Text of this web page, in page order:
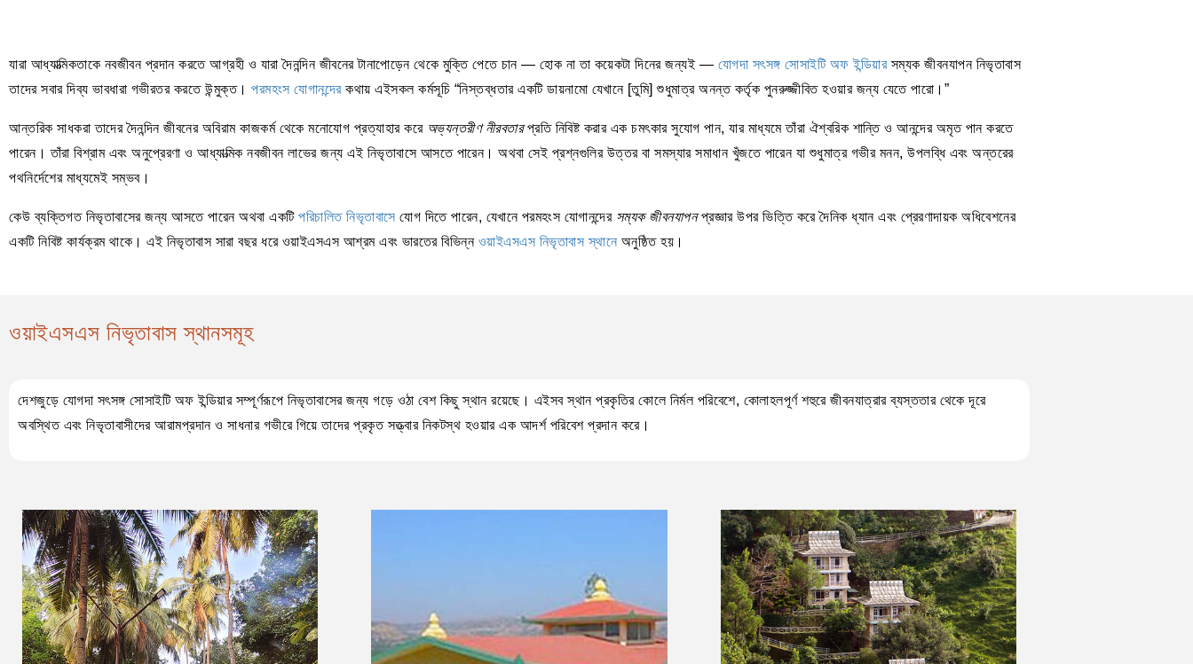
যারা আধ্যাত্মিকতাকে নবজীবন প্রদান করতে আগ্রহী ও যারা দৈনন্দিন জীবনের টানাপোড়েন থেকে মুক্তি পেতে চান — হোক না তা কয়েকটা দিনের জন্যই — যোগদা সৎসঙ্গ সোসাইটি অফ ইন্ডিয়ারসম্যক জীবনযাপন নিভৃতাবাস
তাদের সবার দিব্য ভাবধারা গভীরতর করতে উন্মুক্ত। পরমহংস যোগানন্দেরকথায় এইসকল কর্মসূচি “নিস্তব্ধতার একটি ডায়নামো যেখানে [তুমি] শুধুমাত্র অনন্ত কর্তৃক পুনরুজ্জীবিত হওয়ার জন্য যেতে পারো।”
আন্তরিক সাধকরা তাদের দৈনন্দিন জীবনের অবিরাম কাজকর্ম থেকে মনোযোগ প্রত্যাহার করে অভ্যন্তরীণ নীরবতারপ্রতি নিবিষ্ট করার এক চমৎকার সুযোগ পান, যার মাধ্যমে তাঁরা ঐশ্বরিক শান্তি ও আনন্দের অমৃত পান করতে
পারেন। তাঁরা বিশ্রাম এবং অনুপ্রেরণা ও আধ্যাত্মিক নবজীবন লাভের জন্য এই নিভৃতাবাসে আসতে পারেন। অথবা সেই প্রশ্নগুলির উত্তর বা সমস্যার সমাধান খুঁজতে পারেন যা শুধুমাত্র গভীর মনন, উপলব্ধি এবং অন্তরের
পথনির্দেশের মাধ্যমেই সম্ভব।
কেউ ব্যক্তিগত নিভৃতাবাসের জন্য আসতে পারেন অথবা একটি পরিচালিত নিভৃতাবাসে যোগ দিতে পারেন, যেখানে পরমহংস যোগানন্দের সম্যক জীবনযাপনপ্রজ্ঞার উপর ভিত্তি করে দৈনিক ধ্যান এবং প্রেরণাদায়ক অধিবেশনের
একটি নিবিষ্ট কার্যক্রম থাকে। এই নিভৃতাবাস সারা বছর ধরে ওয়াইএসএস আশ্রম এবং ভারতের বিভিন্ন ওয়াইএসএস নিভৃতাবাস স্থানে অনুষ্ঠিত হয়।
ওয়াইএসএস নিভৃতাবাস স্থানসমূহ
দেশজুড়ে যোগদা সৎসঙ্গ সোসাইটি অফ ইন্ডিয়ার সম্পূর্ণরূপে নিভৃতাবাসের জন্য গড়ে ওঠা বেশ কিছু স্থান রয়েছে। এইসব স্থান প্রকৃতির কোলে নির্মল পরিবেশে, কোলাহলপূর্ণ শহুরে জীবনযাত্রার ব্যস্ততার থেকে দূরে
অবস্থিত এবং নিভৃতাবাসীদের আরামপ্রদান ও সাধনার গভীরে গিয়ে তাদের প্রকৃত সত্ত্বার নিকটস্থ হওয়ার এক আদর্শ পরিবেশ প্রদান করে।